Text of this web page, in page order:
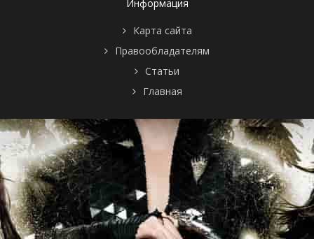
Информация
Карта сайта
Правообладателям
Статьи
Главная